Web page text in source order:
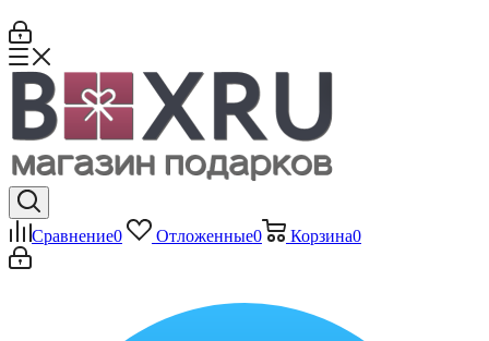
Сравнение0 Отложенные0 Корзина0